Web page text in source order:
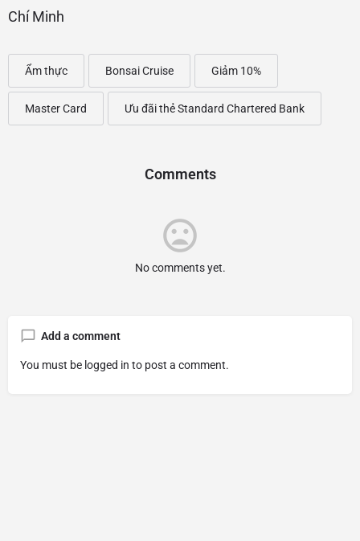
Chí Minh
Ẩm thực Bonsai Cruise Giảm 10%
Master Card Ưu đãi thẻ Standard Chartered Bank
Comments
No comments yet.
Add a comment
You must be logged in to post a comment.